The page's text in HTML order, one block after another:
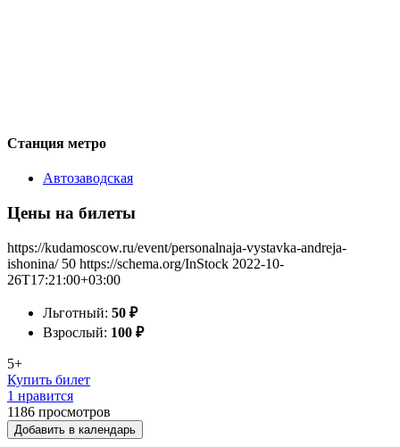
Станция метро
Автозаводская
Цены на билеты
https://kudamoscow.ru/event/personalnaja-vystavka-andreja-
ishonina/ 50 https://schema.org/InStock 2022-10-
26T17:21:00+03:00
Льготный: 50 ₽
Взрослый: 100 ₽
5+
Купить билет
1 нравится
1186 просмотров
Добавить в календарь